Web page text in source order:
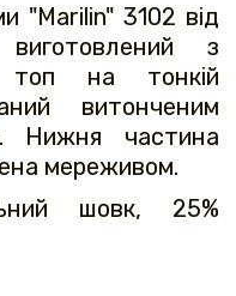
"Мarilin" 3102 від
з
топ на тонкій
витонченим
Нижня частина
мереживом.
шовк, 25%